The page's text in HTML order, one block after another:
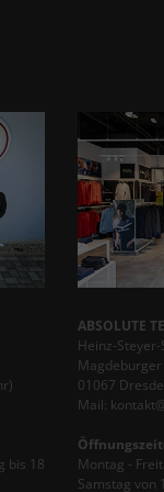
bis 18
ABSOLUTE
Heinz-
Magdeburger
01067
Mail:
Montag -
Samstag von